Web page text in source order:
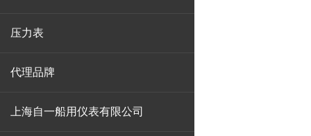
压力表
代理品牌
上海自一船用仪表有限公司